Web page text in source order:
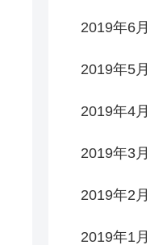
2019年6月
2019年5月
2019年4月
2019年3月
2019年2月
2019年1月